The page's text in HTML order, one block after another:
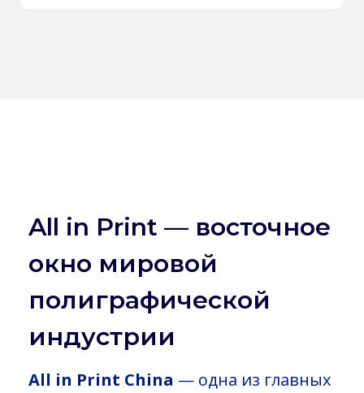
All in Print — восточное
окно мировой
полиграфической
индустрии
All in Print China — одна из главных